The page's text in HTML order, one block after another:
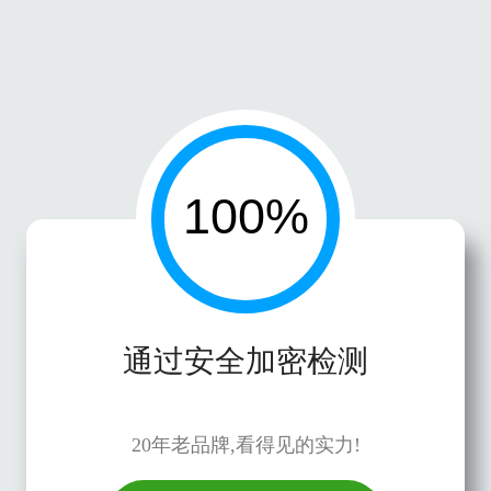
通过安全加密检测
20年老品牌,看得见的实力!